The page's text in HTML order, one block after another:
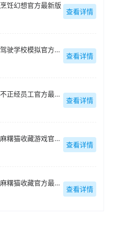
烹饪幻想官方最新版
查看详情
驾驶学校模拟官方最新版
查看详情
不正经员工官方最新版
查看详情
麻糬猫收藏游戏官方最新版
查看详情
麻糬猫收藏官方最新版
查看详情